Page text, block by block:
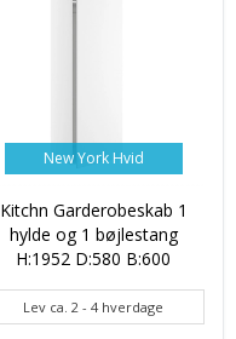
New York Hvid
Kitchn Garderobeskab 1
hylde og 1 bøjlestang
H:1952 D:580 B:600
Lev ca. 2 - 4 hverdage